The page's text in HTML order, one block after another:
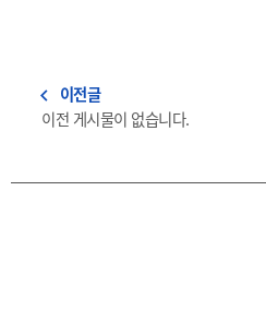
navigate_before 이전글
이전 게시물이 없습니다.